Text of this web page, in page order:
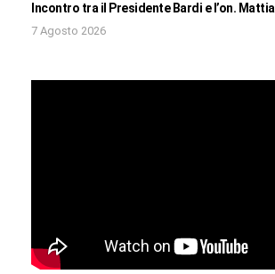
Incontro tra il Presidente Bardi e l’on. Mattia
7 Agosto 2026